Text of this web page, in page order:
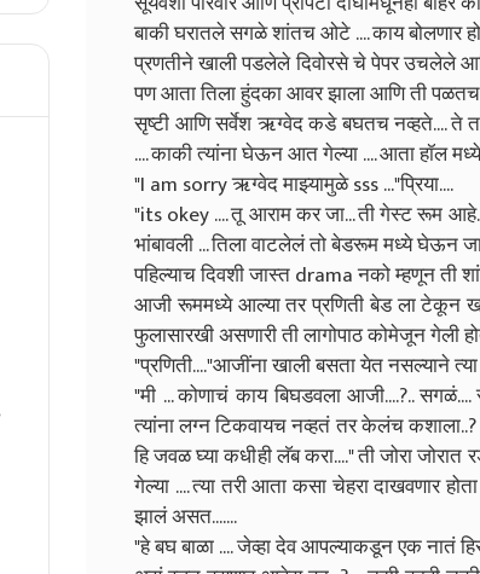
बाकी घरातले सगळे शांतच ओटे .... काय बोलणार
प्रणतीने खाली पडलेले दिवोरसे चे पेपर उचलेले
पण आता तिला हुंदका आवर झाला आणि ती
सृष्टी आणि सर्वेश ऋग्वेद कडे बघतच नव्हते.... ते
.... काकी त्यांना घेऊन आत गेल्या .... आता हॉल
"I am sorry ऋग्वेद माझ्यामुळे sss ..."प्रिया....
"its okey .... तू आराम कर जा... ती गेस्ट रूम
भांबावली ... तिला वाटलेलं तो बेडरूम मध्ये
पहिल्याच दिवशी जास्त drama नको म्हणून ती
आजी रूममध्ये आल्या तर प्रणिती बेड ला टेकून
फुलासारखी असणारी ती लागोपाठ कोमेजून गेली
"प्रणिती...."आजींना खाली बसता येत नसल्याने
"मी ... कोणाचं काय बिघडवला आजी....?.. सगळं....
त्यांना लग्न टिकवायच नव्हतं तर केलंच कशाला..?
हि जवळ घ्या कधीही लॅब करा...." ती जोरा जोरात
गेल्या .... त्या तरी आता कसा चेहरा दाखवणार
झालं असत.......
"हे बघ बाळा .... जेव्हा देव आपल्याकडून एक नातं